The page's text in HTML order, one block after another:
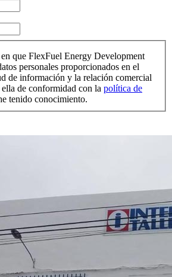
que FlexFuel Energy Development
personales proporcionados en el
de información y la relación comercial
de conformidad con la política de
tenido conocimiento.